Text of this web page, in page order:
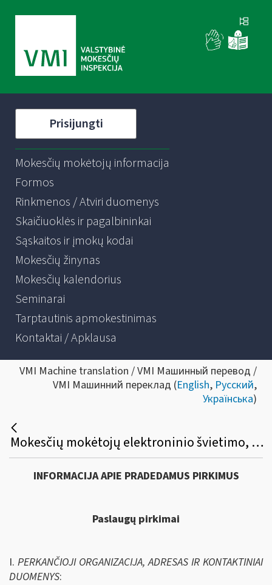
Prisijungti
Mokesčių mokėtojų informacija
Formos
Rinkmenos / Atviri duomenys
Skaičiuoklės ir pagalbininkai
Sąskaitos ir įmokų kodai
Mokesčių žinynas
Mokesčių kalendorius
Seminarai
Tarptautinis apmokestinimas
Kontaktai / Apklausa
VMI Machine translation / VMI Машинный перевод /
VMI Машинний переклад (English, Русский,
Українська)
Mokesčių mokėtojų elektroninio švietimo, konsultavimo ir informavimo paslaugų sistemos (ESKIS) priežiūros paslaugų viešasis pirkimas
INFORMACIJA APIE PRADEDAMUS PIRKIMUS
Paslaugų pirkimai
I. PERKANČIOJI ORGANIZACIJA, ADRESAS IR KONTAKTINIAI
DUOMENYS: